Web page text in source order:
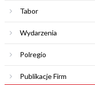
Tabor
Wydarzenia
Polregio
Publikacje Firm